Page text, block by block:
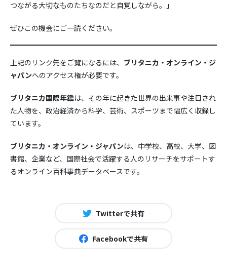
つながる大切なものたちなのだと自覚しながら。」
ぜひこの機会にご一読ください。
上記のリンク先をご覧になるには、 ブリタニカ・オンライン・ジ
ャパンへのアクセス権が必要です。
ブリタニカ国際年鑑は、その年に起きた世界の出来事や注目され
た人物を、政治経済から科学、芸術、スポーツまで幅広く収録し
ています。
ブリタニカ・オンライン・ジャパンは、中学校、高校、大学、図
書館、企業など、国際社会で活躍する人のリサーチをサポートす
るオンライン百科事典データベースです。
Twitterで共有
Facebookで共有